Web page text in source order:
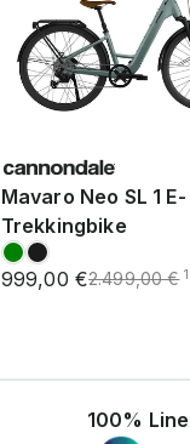
Mavaro Neo SL 1 E-
Trekkingbike
999,00 €2.499,00 € 1
100%